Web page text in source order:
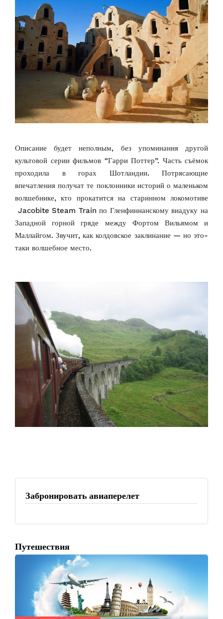
Описание будет неполным, без упоминания другой
культовой серии фильмов “Гарри Поттер”. Часть съёмок
проходила в горах Шотландии. Потрясающие
впечатления получат те поклонники историй о маленьком
волшебнике, кто прокатится на старинном локомотиве
Jacobite Steam Train по Гленфиннанскому виадуку на
Западной горной гряде между Фортом Вильямом и
Маллайгом. Звучит, как колдовское заклинание — но это-
таки волшебное место.
Забронировать авиаперелет
Путешествия